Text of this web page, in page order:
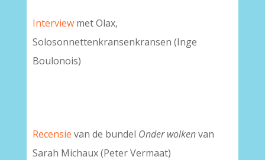
Interviewmet Olax,
Solosonnettenkransenkransen (Inge
Boulonois)
Recensie van de bundel Onder wolkenvan
Sarah Michaux (Peter Vermaat)